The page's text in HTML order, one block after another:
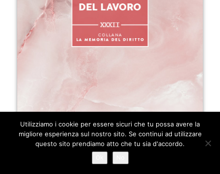
GIOVANNI FABBRINI
Utilizziamo i cookie per essere sicuri che tu possa avere la
migliore esperienza sul nostro sito. Se continui ad utilizzare
questo sito prendiamo atto che tu sia d'accordo.